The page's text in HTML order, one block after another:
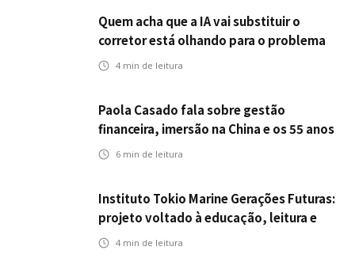
Quem acha que a IA vai substituir o
corretor está olhando para o problema
errado
4 min de leitura
Paola Casado fala sobre gestão
financeira, imersão na China e os 55 anos
da ENS
6 min de leitura
Instituto Tokio Marine Gerações Futuras:
projeto voltado à educação, leitura e
empregabilidade
4 min de leitura